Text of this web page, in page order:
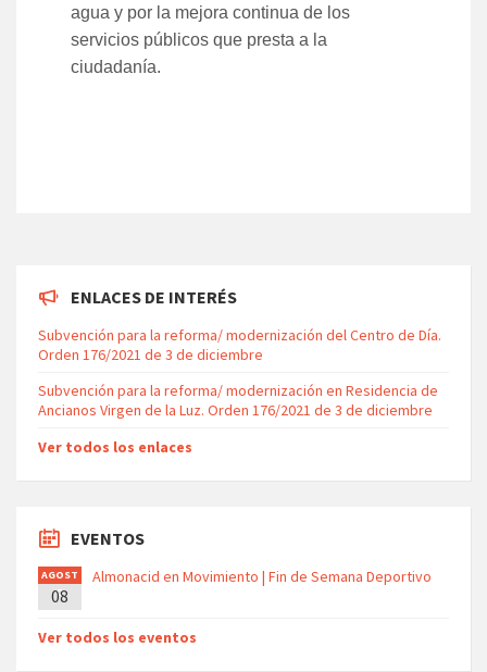
agua y por la mejora continua de los
servicios públicos que presta a la
ciudadanía.
ENLACES DE INTERÉS
Subvención para la reforma/ modernización del Centro de Día.
Orden 176/2021 de 3 de diciembre
Subvención para la reforma/ modernización en Residencia de
Ancianos Virgen de la Luz. Orden 176/2021 de 3 de diciembre
Ver todos los enlaces
EVENTOS
AGOST
O
08
Almonacid en Movimiento | Fin de Semana Deportivo
Ver todos los eventos